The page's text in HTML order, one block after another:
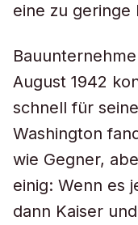
eine zu geringe
August 1942
schnell für
Washington
wie Gegner,
einig: Wenn es
dann Kaiser